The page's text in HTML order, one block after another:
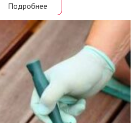
Подробнее